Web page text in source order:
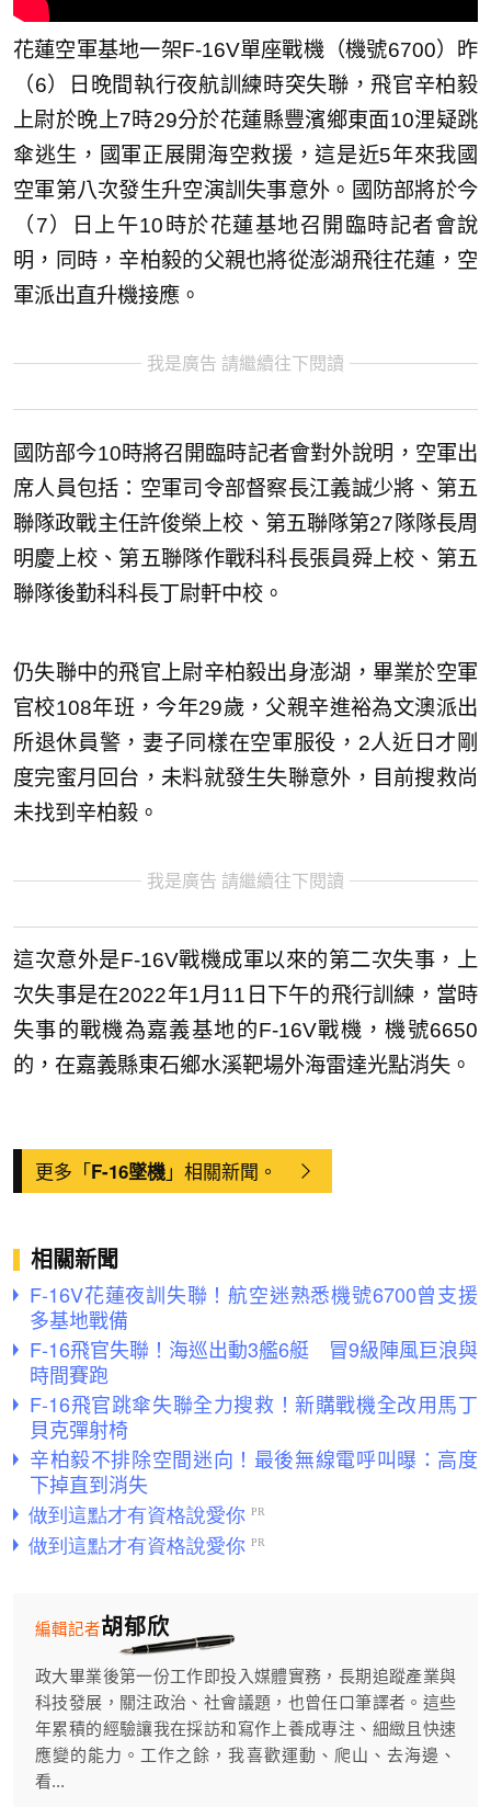
花蓮空軍基地一架F-16V單座戰機（機號6700）昨
（6）日晚間執行夜航訓練時突失聯，飛官辛柏毅
上尉於晚上7時29分於花蓮縣豐濱鄉東面10浬疑跳
傘逃生，國軍正展開海空救援，這是近5年來我國
空軍第八次發生升空演訓失事意外。國防部將於今
（7）日上午10時於花蓮基地召開臨時記者會說
明，同時，辛柏毅的父親也將從澎湖飛往花蓮，空
軍派出直升機接應。
我是廣告 請繼續往下閱讀
國防部今10時將召開臨時記者會對外說明，空軍出
席人員包括：空軍司令部督察長江義誠少將、第五
聯隊政戰主任許俊榮上校、第五聯隊第27隊隊長周
明慶上校、第五聯隊作戰科科長張員舜上校、第五
聯隊後勤科科長丁尉軒中校。
仍失聯中的飛官上尉辛柏毅出身澎湖，畢業於空軍
官校108年班，今年29歲，父親辛進裕為文澳派出
所退休員警，妻子同樣在空軍服役，2人近日才剛
度完蜜月回台，未料就發生失聯意外，目前搜救尚
未找到辛柏毅。
我是廣告 請繼續往下閱讀
這次意外是F-16V戰機成軍以來的第二次失事，上
次失事是在2022年1月11日下午的飛行訓練，當時
失事的戰機為嘉義基地的F-16V戰機，機號6650
的，在嘉義縣東石鄉水溪靶場外海雷達光點消失。
更多「F-16墜機」相關新聞。
相關新聞
F-16V花蓮夜訓失聯！航空迷熟悉機號6700曾支援
多基地戰備
F-16飛官失聯！海巡出動3艦6艇 冒9級陣風巨浪與
時間賽跑
F-16飛官跳傘失聯全力搜救！新購戰機全改用馬丁
貝克彈射椅
辛柏毅不排除空間迷向！最後無線電呼叫曝：高度
下掉直到消失
胡郁欣
編輯記者
政大畢業後第一份工作即投入媒體實務，長期追蹤產業與
科技發展，關注政治、社會議題，也曾任口筆譯者。這些
年累積的經驗讓我在採訪和寫作上養成專注、細緻且快速
應變的能力。工作之餘，我喜歡運動、爬山、去海邊、
看...